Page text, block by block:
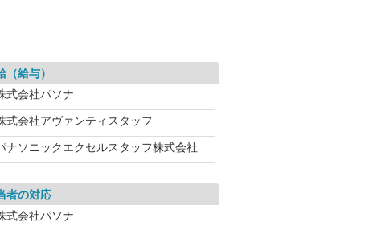
（給与）
式会社パソナ
式会社アヴァンティスタッフ
ナソニックエクセルスタッフ株式会社
者の対応
式会社パソナ